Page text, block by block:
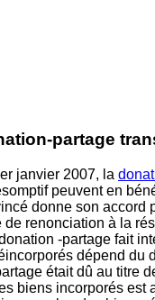
partage
janvier 2007, la
peuvent en
donne son accord
de renonciation à la
-partage fait
dépend du
était dû au titre
biens incorporés est